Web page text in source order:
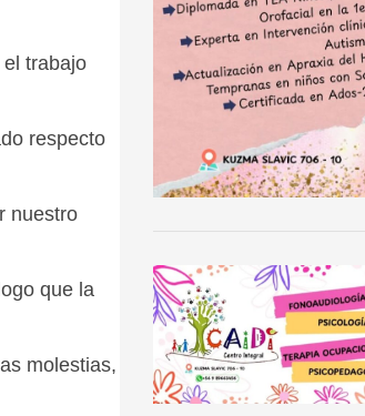
trabajo
respecto
nuestro
que la
molestias,